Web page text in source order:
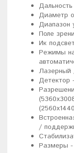
Диаметр
Диапазон
Поле
Ик
Режимы
Лазерный
Детектор
/
Размеры -